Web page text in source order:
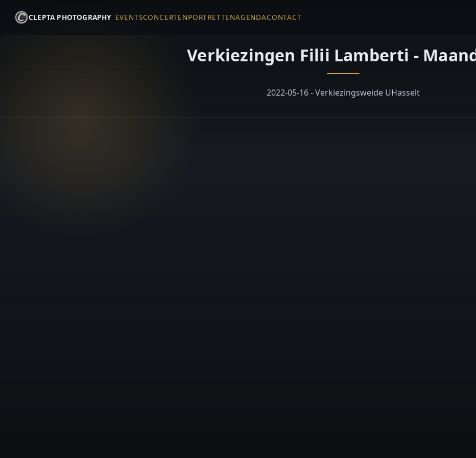
CLEPTA PHOTOGRAPHY EVENTSCONCERTENPORTRETTENAGENDACONTACT
Verkiezingen Filii Lamberti -
2022-05-16 - Verkiezingsweide UHasselt